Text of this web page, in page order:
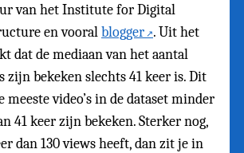
van het Institute for Digital
en vooralblogger . Uit het
dat de mediaan van het aantal
zijn bekeken slechts 41 keer is. Dit
meeste video’s in de dataset minder
41 keer zijn bekeken. Sterker nog,
dan 130 views heeft, dan zit je in